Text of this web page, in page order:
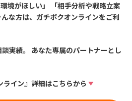
境がほしい」 「相手分析や戦略立案
な方は、ガチボクオンラインをご利
実績。 あなた専属のパートナーとし
ライン』詳細はこちらから